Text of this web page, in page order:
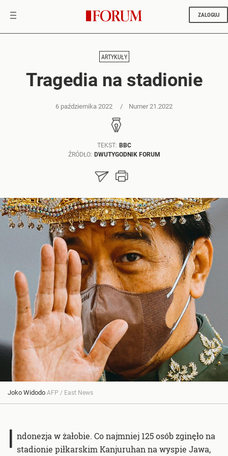
ZALOGUJ
TEKST: BBC
ŹRÓDŁO: DWUTYGODNIK FORUM
ARTYKUŁY
Tragedia na stadionie
6 października 2022 Numer 21.2022
Joko WidodoAFP / East News
I ndonezja w żałobie. Co najmniej 125 osób zginęło na
stadionie piłkarskim Kanjuruhan na wyspie Jawa,